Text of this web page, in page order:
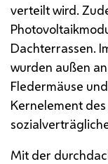
verteilt wird.
Dachterrassen.
wurden außen
Fledermäuse
Kernelement
Mit der